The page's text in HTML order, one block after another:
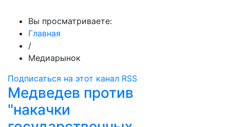
Вы просматриваете:
Главная
/
Медиарынок
Подписаться на этот канал RSS
Медведев против
"накачки